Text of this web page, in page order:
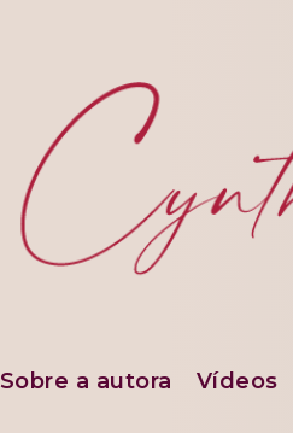
Sobre a autora Vídeos